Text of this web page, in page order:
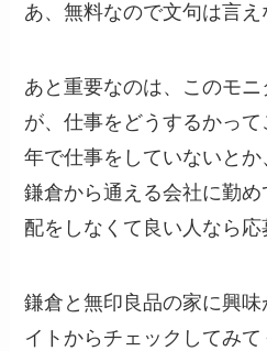
あ、無料なので文句は言え
あと重要なのは、このモ
が、仕事をどうするかっ
年で仕事をしていないとか
鎌倉から通える会社に勤
配をしなくて良い人なら応
鎌倉と無印良品の家に興
イトからチェックしてみて